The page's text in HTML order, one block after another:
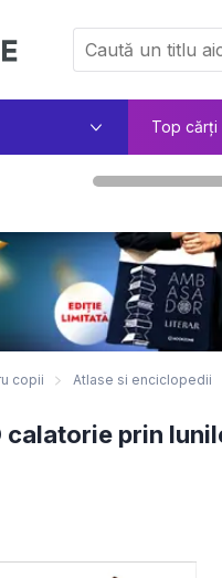
Top
copii Atlase si enciclopedii
prin